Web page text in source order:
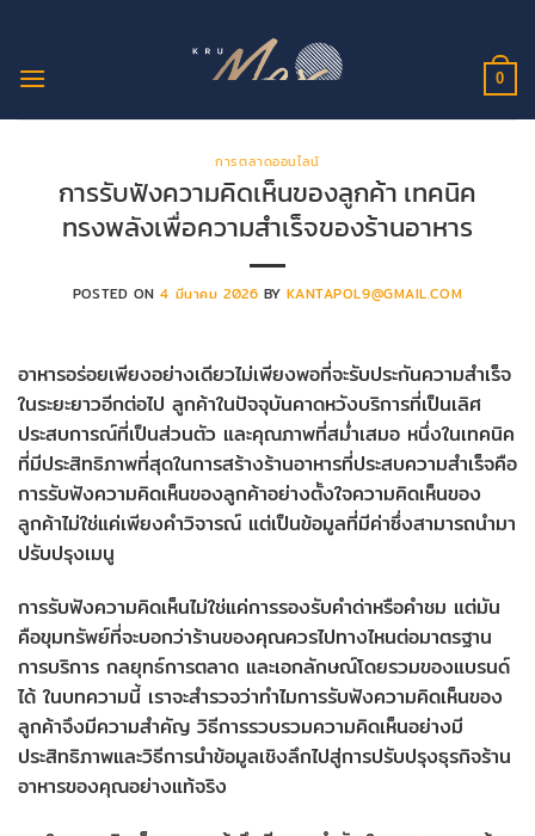
ยัง
0
การตลาดออนไลน์
การรับฟังความคิดเห็นของลูกค้า เทคนิค
ทรงพลังเพื่อความสำเร็จของร้านอาหาร
POSTED ON4 มีนาคม 2026 BYKANTAPOL9@GMAIL.COM
อาหารอร่อยเพียงอย่างเดียวไม่เพียงพอที่จะรับประกันความสำเร็จ
ในระยะยาวอีกต่อไป ลูกค้าในปัจจุบันคาดหวังบริการที่เป็นเลิศ
ประสบการณ์ที่เป็นส่วนตัว และคุณภาพที่สม่ำเสมอ หนึ่งในเทคนิค
ที่มีประสิทธิภาพที่สุดในการสร้างร้านอาหารที่ประสบความสำเร็จคือ
การรับฟังความคิดเห็นของลูกค้าอย่างตั้งใจความคิดเห็นของ
ลูกค้าไม่ใช่แค่เพียงคำวิจารณ์ แต่เป็นข้อมูลที่มีค่าซึ่งสามารถนำมา
ปรับปรุงเมนู
การรับฟังความคิดเห็นไม่ใช่แค่การรองรับคำด่าหรือคำชม แต่มัน
คือขุมทรัพย์ที่จะบอกว่าร้านของคุณควรไปทางไหนต่อมาตรฐาน
การบริการ กลยุทธ์การตลาด และเอกลักษณ์โดยรวมของแบรนด์
ได้ ในบทความนี้ เราจะสำรวจว่าทำไมการรับฟังความคิดเห็นของ
ลูกค้าจึงมีความสำคัญ วิธีการรวบรวมความคิดเห็นอย่างมี
ประสิทธิภาพและวิธีการนำข้อมูลเชิงลึกไปสู่การปรับปรุงธุรกิจร้าน
อาหารของคุณอย่างแท้จริง